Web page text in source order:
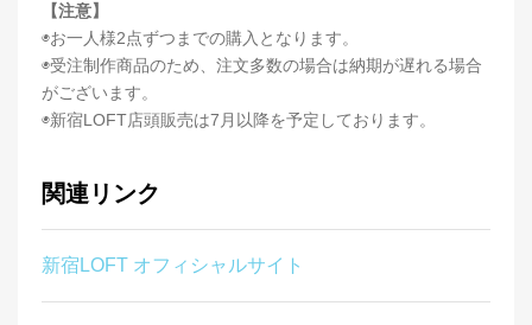
【注意】
◉お一人様2点ずつまでの購入となります。
◉受注制作商品のため、注文多数の場合は納期が遅れる場合
がございます。
◉新宿LOFT店頭販売は7月以降を予定しております。
関連リンク
新宿LOFT オフィシャルサイト